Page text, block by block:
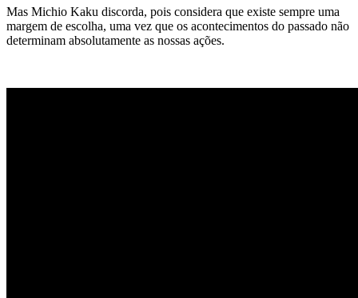
Mas Michio Kaku discorda, pois considera que existe sempre uma
margem de escolha, uma vez que os acontecimentos do passado não
determinam absolutamente as nossas ações.